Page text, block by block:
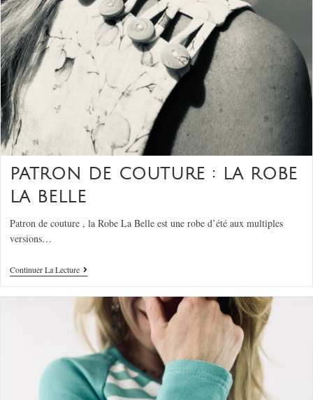
PATRON DE COUTURE : LA ROBE
LA BELLE
Patron de couture , la Robe La Belle est une robe d’été aux multiples
versions…
Continuer La Lecture